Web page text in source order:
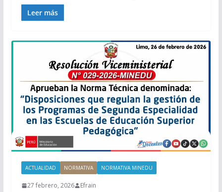
Leer más
ACTUALIDAD NORMATIVA NORMATIVA MINEDU
27 febrero, 2026 Efrain